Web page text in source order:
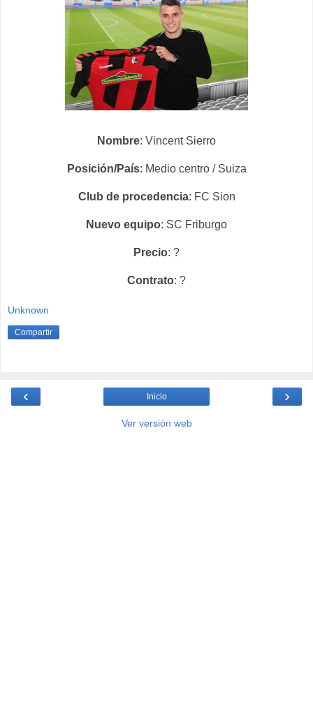
Nombre: Vincent Sierro
Posición/País: Medio centro / Suiza
Club de procedencia: FC Sion
Nuevo equipo: SC Friburgo
Precio: ?
Contrato: ?
Unknown
Compartir
‹ ›
Inicio
Ver versión web